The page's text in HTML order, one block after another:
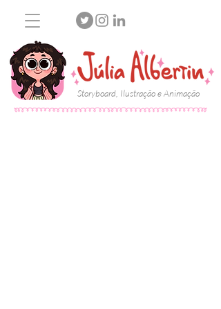
Storyboard, Ilustração e Animação